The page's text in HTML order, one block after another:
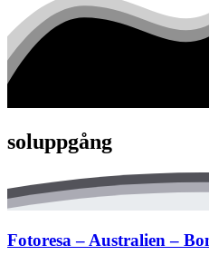
soluppgång
Fotoresa – Australien –